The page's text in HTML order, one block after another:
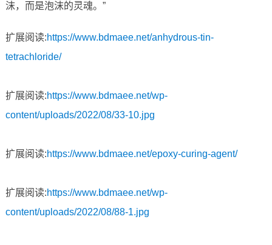
沫，而是泡沫的灵魂。”
扩展阅读:https://www.bdmaee.net/anhydrous-tin-
tetrachloride/
扩展阅读:https://www.bdmaee.net/wp-
content/uploads/2022/08/33-10.jpg
扩展阅读:https://www.bdmaee.net/epoxy-curing-agent/
扩展阅读:https://www.bdmaee.net/wp-
content/uploads/2022/08/88-1.jpg